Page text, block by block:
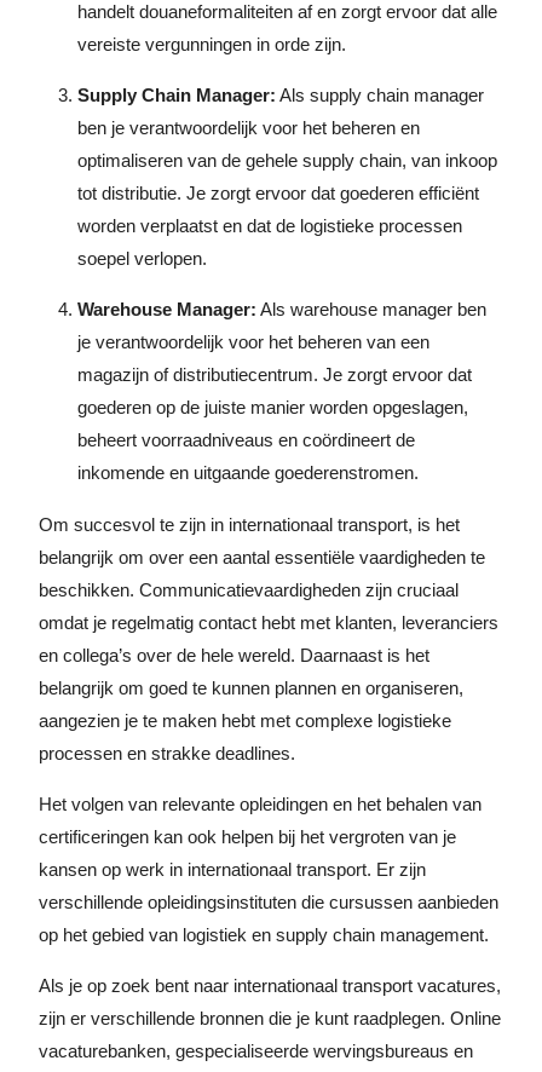
handelt douaneformaliteiten af en zorgt ervoor dat alle
vereiste vergunningen in orde zijn.
Supply Chain Manager: Als supply chain manager
ben je verantwoordelijk voor het beheren en
optimaliseren van de gehele supply chain, van inkoop
tot distributie. Je zorgt ervoor dat goederen efficiënt
worden verplaatst en dat de logistieke processen
soepel verlopen.
Warehouse Manager: Als warehouse manager ben
je verantwoordelijk voor het beheren van een
magazijn of distributiecentrum. Je zorgt ervoor dat
goederen op de juiste manier worden opgeslagen,
beheert voorraadniveaus en coördineert de
inkomende en uitgaande goederenstromen.
Om succesvol te zijn in internationaal transport, is het
belangrijk om over een aantal essentiële vaardigheden te
beschikken. Communicatievaardigheden zijn cruciaal
omdat je regelmatig contact hebt met klanten, leveranciers
en collega’s over de hele wereld. Daarnaast is het
belangrijk om goed te kunnen plannen en organiseren,
aangezien je te maken hebt met complexe logistieke
processen en strakke deadlines.
Het volgen van relevante opleidingen en het behalen van
certificeringen kan ook helpen bij het vergroten van je
kansen op werk in internationaal transport. Er zijn
verschillende opleidingsinstituten die cursussen aanbieden
op het gebied van logistiek en supply chain management.
Als je op zoek bent naar internationaal transport vacatures,
zijn er verschillende bronnen die je kunt raadplegen. Online
vacaturebanken, gespecialiseerde wervingsbureaus en